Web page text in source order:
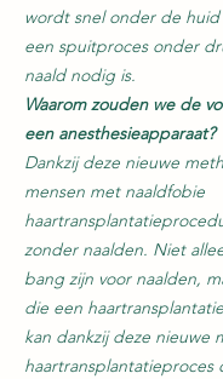
wordt snel onder de
een spuitproces onder
naald nodig is.
Waarom zouden we de
een anesthesieapparaat?
Dankzij deze nieuwe
mensen met naaldfobie
zonder naalden. Niet
bang zijn voor naalden,
die een
kan dankzij deze nieuwe
haartransplantatieproces